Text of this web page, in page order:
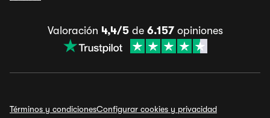
Valoración 4,4/5de 6.157opiniones
Términos y condicionesConfigurar cookies y privacidad